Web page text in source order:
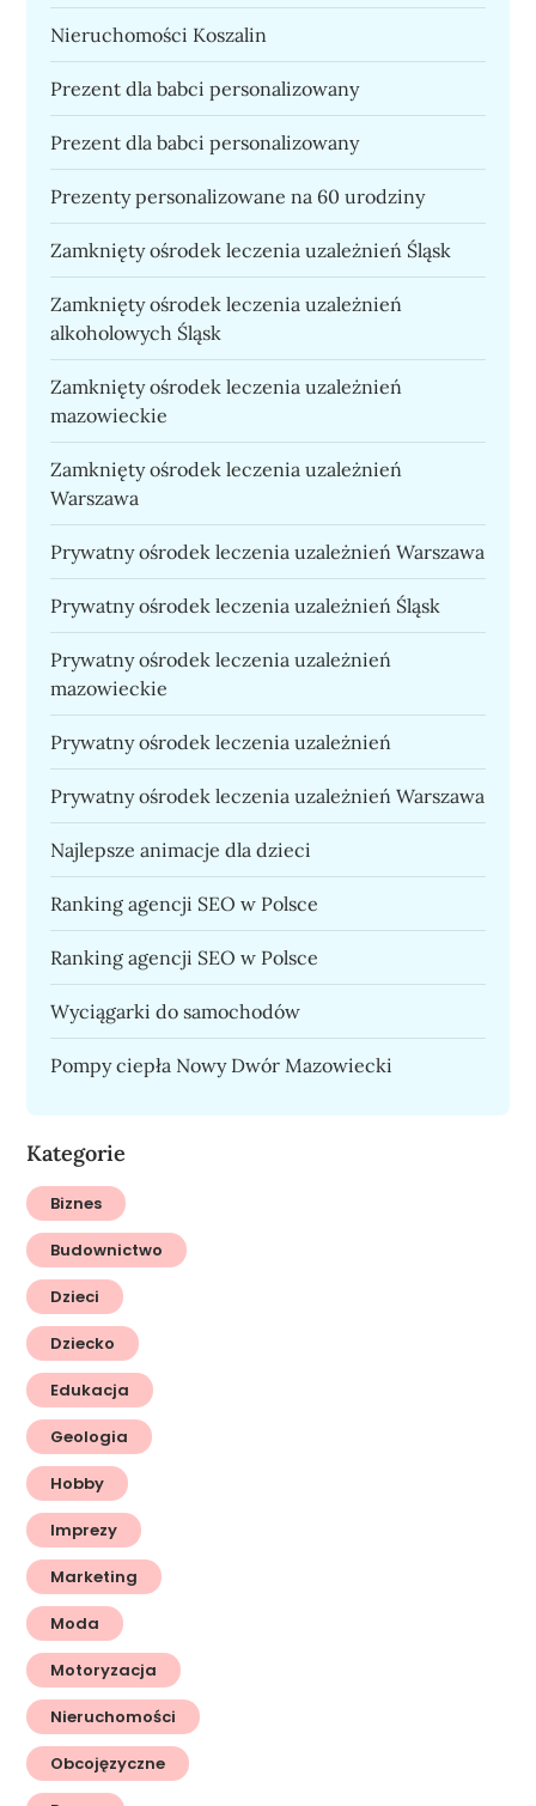
Nieruchomości Koszalin
Prezent dla babci personalizowany
Prezent dla babci personalizowany
Prezenty personalizowane na 60 urodziny
Zamknięty ośrodek leczenia uzależnień Śląsk
Zamknięty ośrodek leczenia uzależnień
alkoholowych Śląsk
Zamknięty ośrodek leczenia uzależnień
mazowieckie
Zamknięty ośrodek leczenia uzależnień
Warszawa
Prywatny ośrodek leczenia uzależnień Warszawa
Prywatny ośrodek leczenia uzależnień Śląsk
Prywatny ośrodek leczenia uzależnień
mazowieckie
Prywatny ośrodek leczenia uzależnień
Prywatny ośrodek leczenia uzależnień Warszawa
Najlepsze animacje dla dzieci
Ranking agencji SEO w Polsce
Ranking agencji SEO w Polsce
Wyciągarki do samochodów
Pompy ciepła Nowy Dwór Mazowiecki
Kategorie
Biznes
Budownictwo
Dzieci
Dziecko
Edukacja
Geologia
Hobby
Imprezy
Marketing
Moda
Motoryzacja
Nieruchomości
Obcojęzyczne